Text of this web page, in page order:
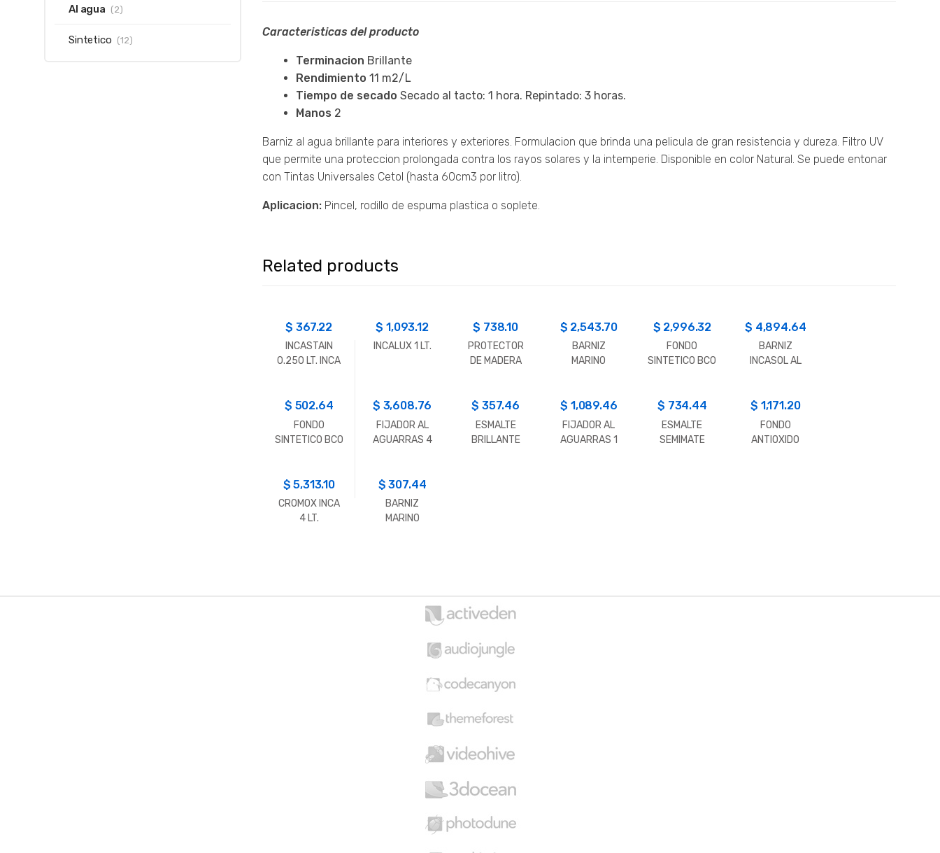
Caracteristicas del producto
Terminacion Brillante
Rendimiento 11 m2/L
Tiempo de secado Secado al tacto: 1 hora. Repintado: 3 horas.
Manos 2
Barniz al agua brillante para interiores y exteriores. Formulacion que brinda una pelicula de gran resistencia y dureza. Filtro UV
que permite una proteccion prolongada contra los rayos solares y la intemperie. Disponible en color Natural. Se puede entonar
con Tintas Universales Cetol (hasta 60cm3 por litro).
Aplicacion: Pincel, rodillo de espuma plastica o soplete.
Related products
$367.22
INCASTAIN
0.250 LT. INCA
$1,093.12
INCALUX 1 LT.
$ 738.10
PROTECTOR
DE MADERA
$ 2,543.70
BARNIZ
MARINO
$ 2,996.32
FONDO
SINTETICO BCO
$ 4,894.64
BARNIZ
INCASOL AL
$ 502.64
FONDO
SINTETICO BCO
$ 3,608.76
FIJADOR AL
AGUARRAS 4
$ 357.46
ESMALTE
BRILLANTE
$ 1,089.46
FIJADOR AL
AGUARRAS 1
$ 734.44
ESMALTE
SEMIMATE
$ 1,171.20
FONDO
ANTIOXIDO
$5,313.10
CROMOX INCA
4 LT.
$307.44
BARNIZ
MARINO
Al agua (2)
Sintetico (12)